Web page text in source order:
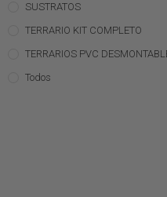
SUSTRATOS
TERRARIO KIT COMPLETO
TERRARIOS PVC
Todos